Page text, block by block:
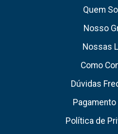
Quem
Nosso
Nossas
Como
Dúvidas
Pagamento
Política de